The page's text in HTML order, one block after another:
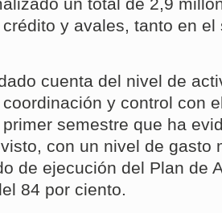
un total de 2,9
y avales, tanto en
cuenta del nivel de
y control con
semestre que ha
con un nivel de gasto
de ejecución del Plan de
84 por ciento.